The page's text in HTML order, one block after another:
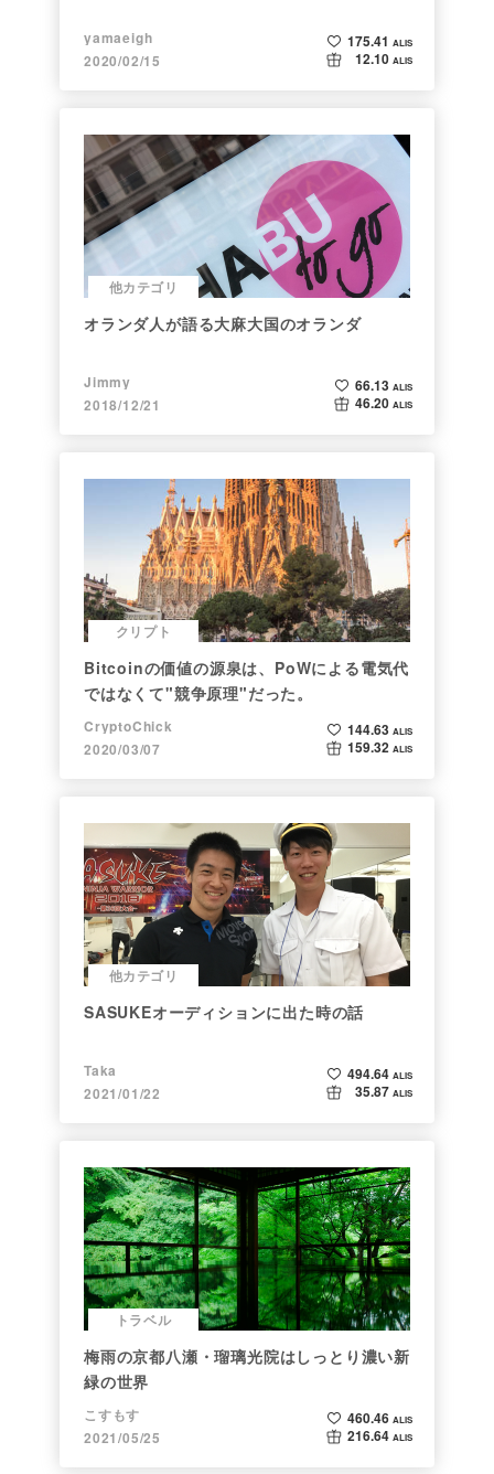
yamaeigh
2020/02/15
175.41 ALIS
12.10 ALIS
他カテゴリ
オランダ人が語る大麻大国のオランダ
Jimmy
2018/12/21
66.13 ALIS
46.20 ALIS
クリプト
Bitcoinの価値の源泉は、PoWによる電気代
ではなくて"競争原理"だった。
CryptoChick
2020/03/07
144.63 ALIS
159.32 ALIS
他カテゴリ
SASUKEオーディションに出た時の話
Taka
2021/01/22
494.64 ALIS
35.87 ALIS
トラベル
梅雨の京都八瀬・瑠璃光院はしっとり濃い新
緑の世界
こすもす
2021/05/25
460.46 ALIS
216.64 ALIS